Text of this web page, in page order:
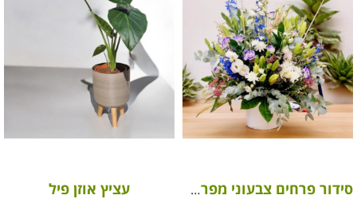
סידור פרחים צבעוני מפרחי בר
עציץ אוזן פיל